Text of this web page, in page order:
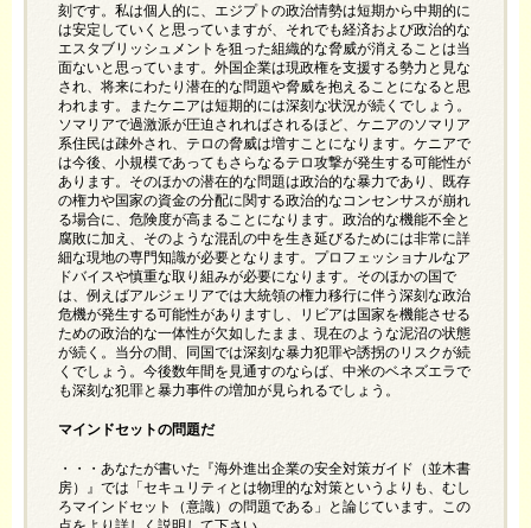
刻です。私は個人的に、エジプトの政治情勢は短期から中期的に
は安定していくと思っていますが、それでも経済および政治的な
エスタブリッシュメントを狙った組織的な脅威が消えることは当
面ないと思っています。外国企業は現政権を支援する勢力と見な
され、将来にわたり潜在的な問題や脅威を抱えることになると思
われます。またケニアは短期的には深刻な状況が続くでしょう。
ソマリアで過激派が圧迫されればされるほど、ケニアのソマリア
系住民は疎外され、テロの脅威は増すことになります。ケニアで
は今後、小規模であってもさらなるテロ攻撃が発生する可能性が
あります。そのほかの潜在的な問題は政治的な暴力であり、既存
の権力や国家の資金の分配に関する政治的なコンセンサスが崩れ
る場合に、危険度が高まることになります。政治的な機能不全と
腐敗に加え、そのような混乱の中を生き延びるためには非常に詳
細な現地の専門知識が必要となります。プロフェッショナルなア
ドバイスや慎重な取り組みが必要になります。そのほかの国で
は、例えばアルジェリアでは大統領の権力移行に伴う深刻な政治
危機が発生する可能性がありますし、リビアは国家を機能させる
ための政治的な一体性が欠如したまま、現在のような泥沼の状態
が続く。当分の間、同国では深刻な暴力犯罪や誘拐のリスクが続
くでしょう。今後数年間を見通すのならば、中米のベネズエラで
も深刻な犯罪と暴力事件の増加が見られるでしょう。
マインドセットの問題だ
・・・あなたが書いた『海外進出企業の安全対策ガイド（並木書
房）』では「セキュリティとは物理的な対策というよりも、むし
ろマインドセット（意識）の問題である」と論じています。この